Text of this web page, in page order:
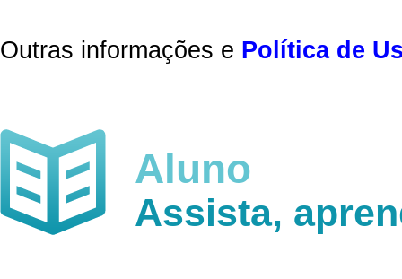
Outras informações e Política de
Aluno
Assista,